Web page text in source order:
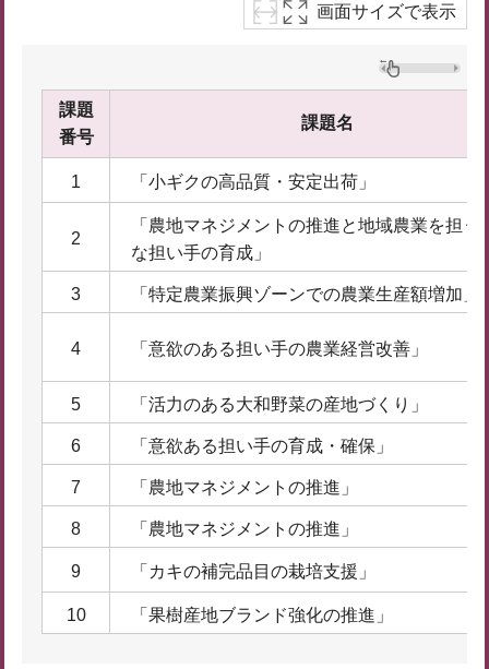
画面サイズで表示
課題
番号
課題名
1 「小ギクの高品質・安定出荷」
2
「農地マネジメントの推進と地域農業を担う
な担い手の育成」
3 「特定農業振興ゾーンでの農業生産額増加」
4 「意欲のある担い手の農業経営改善」
5 「活力のある大和野菜の産地づくり」
6 「意欲ある担い手の育成・確保」
7 「農地マネジメントの推進」
8 「農地マネジメントの推進」
9 「カキの補完品目の栽培支援」
10 「果樹産地ブランド強化の推進」